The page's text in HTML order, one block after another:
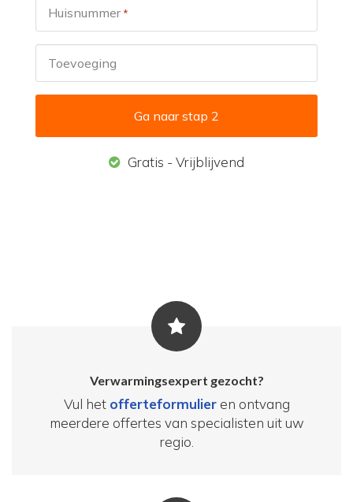
Huisnummer *
Toevoeging
Gratis - Vrijblijvend
Verwarmingsexpert gezocht?
Vul het offerteformulieren ontvang
meerdere offertes van specialisten uit uw
regio.